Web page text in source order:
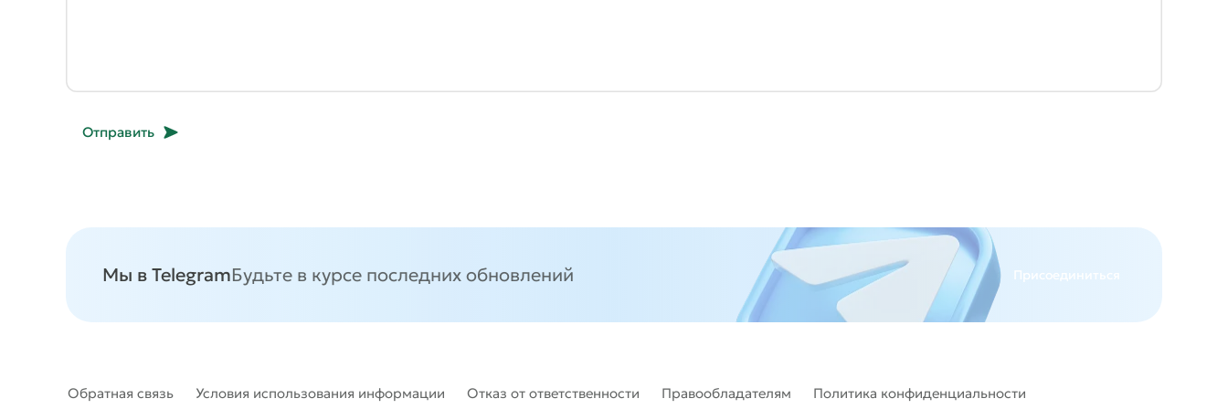
Отправить
Мы в TelegramБудьте в курсе последних обновлений Присоединиться
Обратная связь Условия использования информации Отказ от ответственности Правообладателям Политика конфиденциальности